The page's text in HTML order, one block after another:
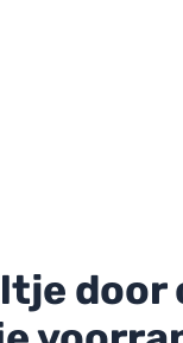
door